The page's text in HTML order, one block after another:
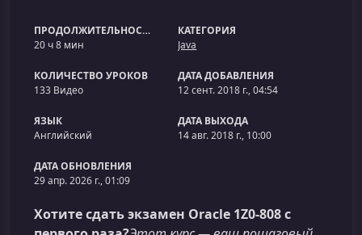
ПРОДОЛЖИТЕЛЬНОСТЬ
20 ч 8 мин
КАТЕГОРИЯ
Java
КОЛИЧЕСТВО УРОКОВ
133 Видео
ДАТА ДОБАВЛЕНИЯ
12 сент. 2018 г., 04:54
ЯЗЫК
Английский
ДАТА ВЫХОДА
14 авг. 2018 г., 10:00
ДАТА ОБНОВЛЕНИЯ
29 апр. 2026 г., 01:09
Хотите сдать экзамен Oracle 1Z0‑808 с